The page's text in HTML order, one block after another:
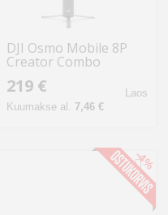
DJI Osmo Mobile 8P
Creator Combo
219 €
Kuumakse al. 7,46 €
Laos
-4%